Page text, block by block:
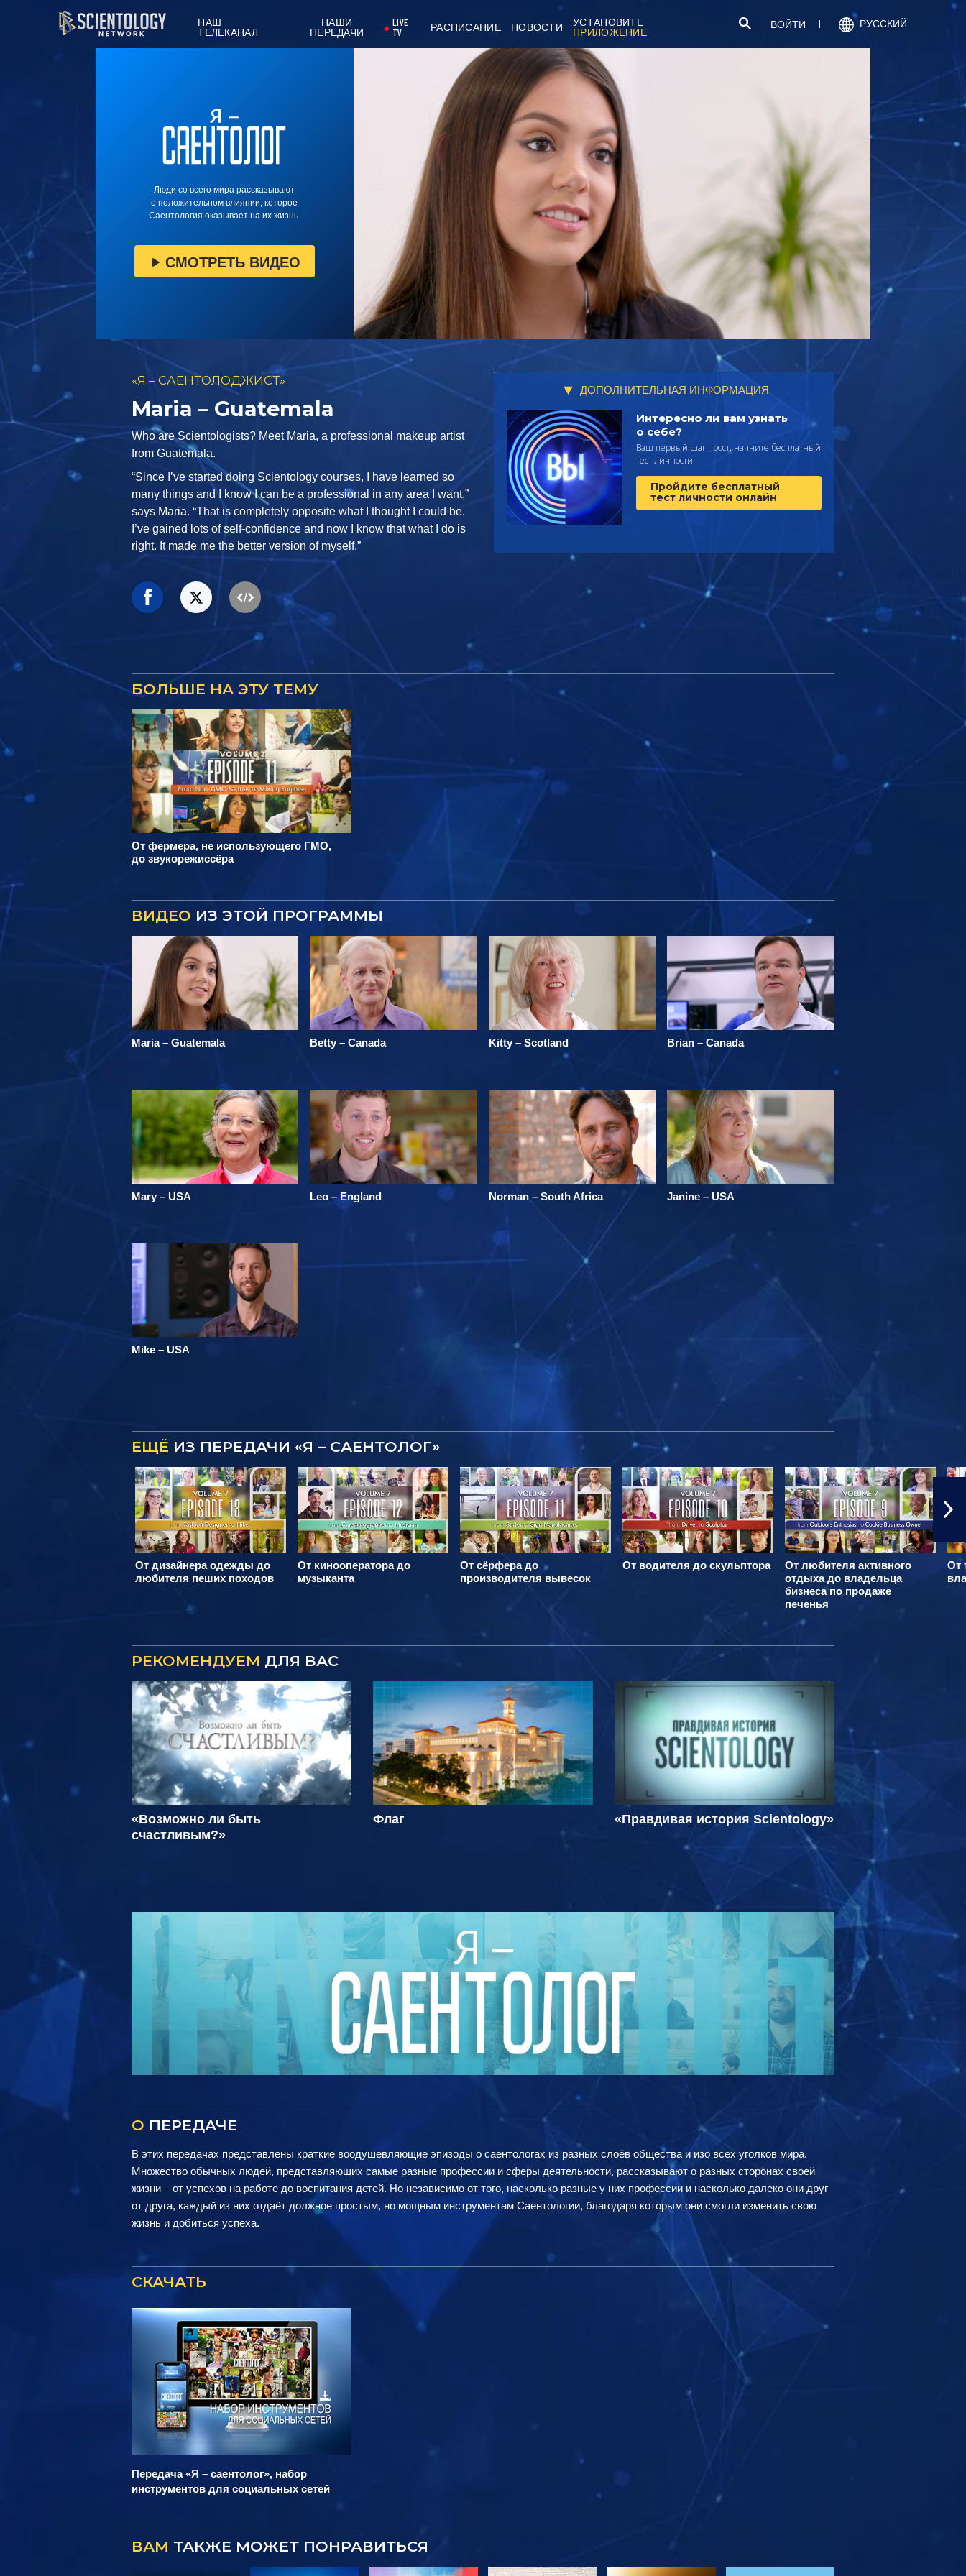
НАШ
ТЕЛЕКАНАЛ
НАШИ
ПЕРЕДАЧИ
LIVE
TV
РАСПИСАНИЕ НОВОСТИ
УСТАНОВИТЕ
ПРИЛОЖЕНИЕ
ВОЙТИ РУССКИЙ
Люди со всего мира рассказывают
о положительном влиянии, которое
Саентология оказывает на их жизнь.
СМОТРЕТЬ ВИДЕО
«Я – САЕНТОЛОДЖИСТ»
Maria – Guatemala
Who are Scientologists? Meet Maria, a professional makeup artist
from Guatemala.
“Since I’ve started doing Scientology courses, I have learned so
many things and I know I can be a professional in any area I want,”
says Maria. “That is completely opposite what I thought I could be.
I’ve gained lots of self-confidence and now I know that what I do is
right. It made me the better version of myself.”
ДОПОЛНИТЕЛЬНАЯ ИНФОРМАЦИЯ
Интересно ли вам узнать
о себе?
Ваш первый шаг прост: начните бесплатный
тест личности.
Пройдите бесплатный
тест личности онлайн
БОЛЬШЕ НА ЭТУ ТЕМУ
От фермера, не использующего ГМО,
до звукорежиссёра
ВИДЕО ИЗ ЭТОЙ ПРОГРАММЫ
Maria – Guatemala Betty – Canada Kitty – Scotland Brian – Canada
Mary – USA Leo – England Norman – South Africa Janine – USA
Mike – USA
ЕЩЁ ИЗ ПЕРЕДАЧИ «Я – САЕНТОЛОГ»
От дизайнера одежды до
любителя пеших походов
От кинооператора до
музыканта
От сёрфера до
производителя вывесок
От водителя до скульптора
От любителя активного
отдыха до владельца
бизнеса по продаже
печенья
От
РЕКОМЕНДУЕМ ДЛЯ ВАС
«Возможно ли быть
счастливым?»
Флаг «Правдивая история Scientology»
О ПЕРЕДАЧЕ
В этих передачах представлены краткие воодушевляющие эпизоды о саентологах из разных слоёв общества и изо всех уголков мира.
Множество обычных людей, представляющих самые разные профессии и сферы деятельности, рассказывают о разных сторонах своей
жизни – от успехов на работе до воспитания детей. Но независимо от того, насколько разные у них профессии и насколько далеко они друг
от друга, каждый из них отдаёт должное простым, но мощным инструментам Саентологии, благодаря которым они смогли изменить свою
жизнь и добиться успеха.
СКАЧАТЬ
Передача «Я – саентолог», набор
инструментов для социальных сетей
ВАМ ТАКЖЕ МОЖЕТ ПОНРАВИТЬСЯ